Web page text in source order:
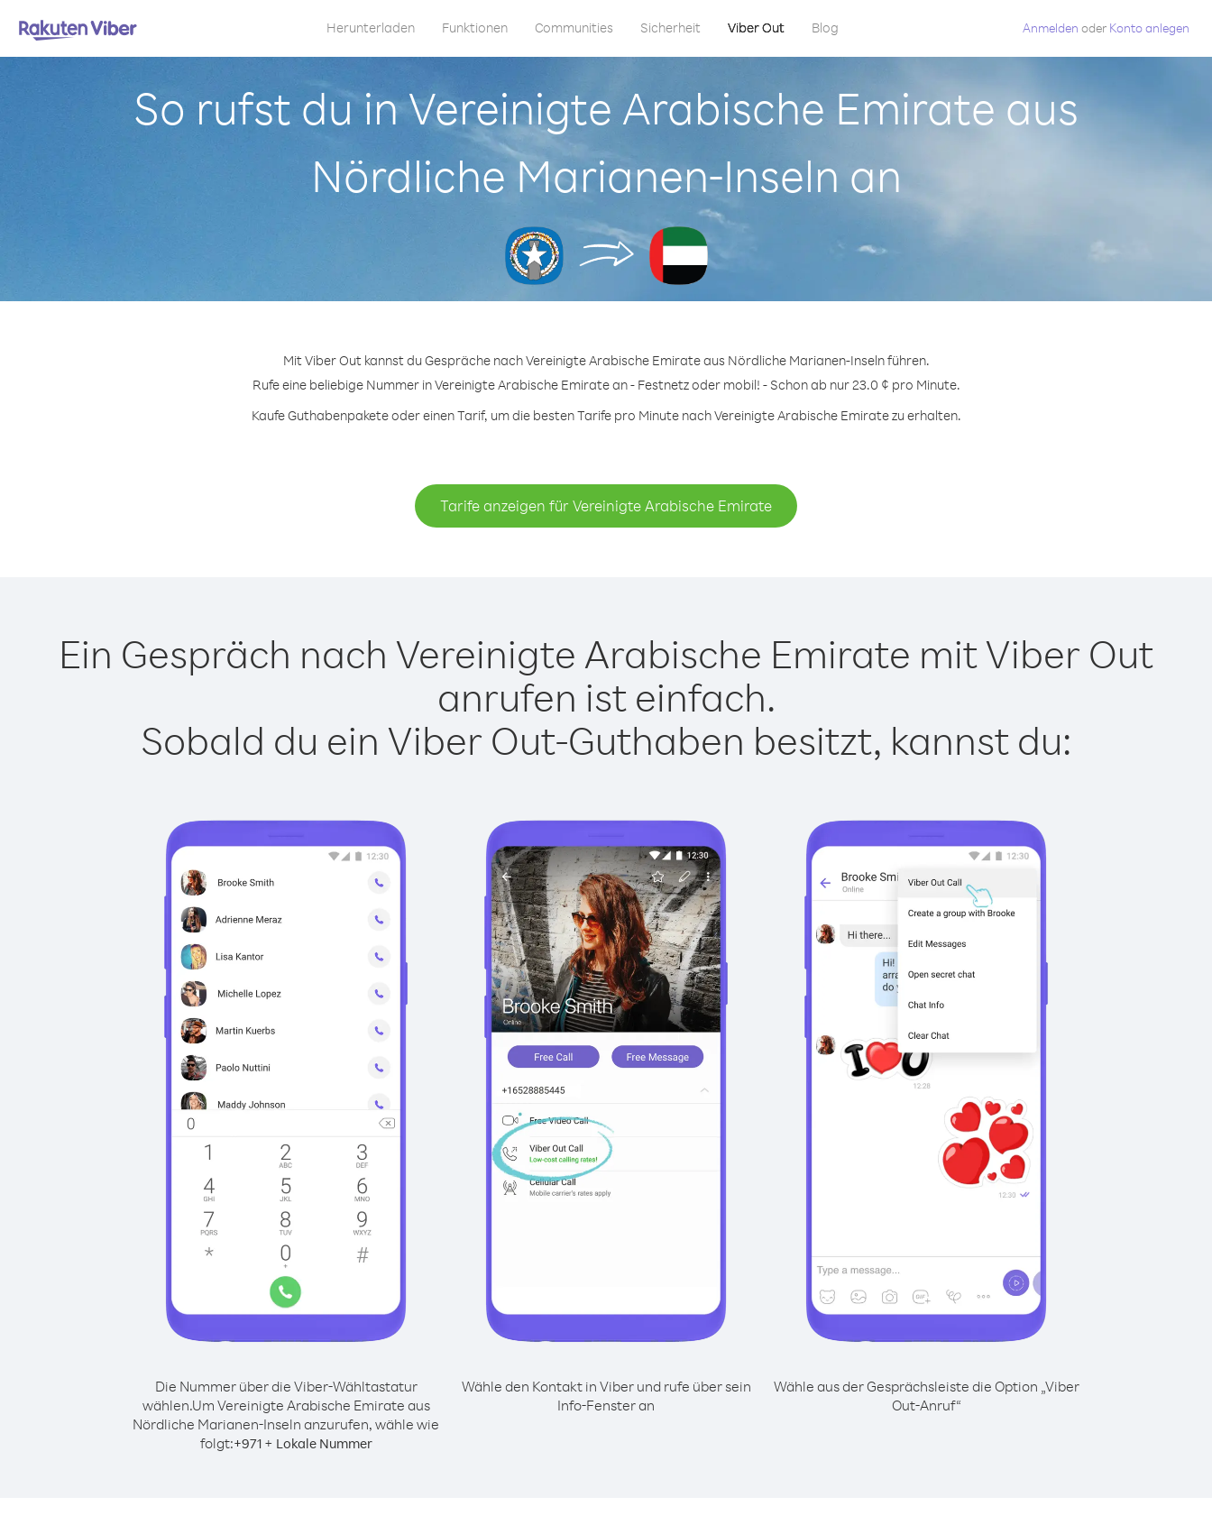
Herunterladen Funktionen Communities Sicherheit Viber Out Blog Anmelden oder Konto anlegen
So rufst du in Vereinigte Arabische Emirate aus
Nördliche Marianen-Inseln an
Mit Viber Out kannst du Gespräche nach Vereinigte Arabische Emirate aus Nördliche Marianen-Inseln führen.
Rufe eine beliebige Nummer in Vereinigte Arabische Emirate an - Festnetz oder mobil! - Schon ab nur 23.0 ¢ pro Minute.
Kaufe Guthabenpakete oder einen Tarif, um die besten Tarife pro Minute nach Vereinigte Arabische Emirate zu erhalten.
Tarife anzeigen für Vereinigte Arabische Emirate
Ein Gespräch nach Vereinigte Arabische Emirate mit Viber Out
anrufen ist einfach.
Sobald du ein Viber Out-Guthaben besitzt, kannst du:
Die Nummer über die Viber-Wähltastatur
wählen.Um Vereinigte Arabische Emirate aus
Nördliche Marianen-Inseln anzurufen, wähle wie
folgt:+971+ Lokale Nummer
Wähle den Kontakt in Viber und rufe über sein
Info-Fenster an
Wähle aus der Gesprächsleiste die Option „Viber
Out-Anruf“